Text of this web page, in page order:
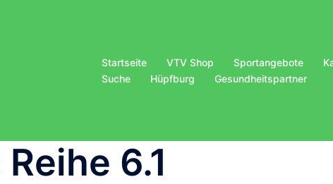
Startseite VTV Shop Sportangebote
Suche
Hüpfburg Gesundheitspartner
Reihe 6.1